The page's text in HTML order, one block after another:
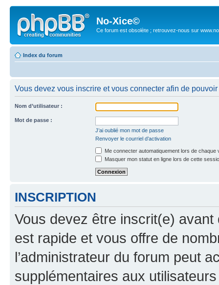
No-Xice©
Ce forum est obsolète ; retrouvez-nous sur
Index du forum
Vous devez vous inscrire et vous connecter afin de
Nom d’utilisateur :
Mot de passe :
J’ai oublié mon mot de passe
Renvoyer le courriel d’activation
Me connecter automatiquement lors de chaque
Masquer mon statut en ligne lors de cette
INSCRIPTION
Vous devez être inscrit(e) avant
est rapide et vous offre de
l’administrateur du forum peut
supplémentaires aux